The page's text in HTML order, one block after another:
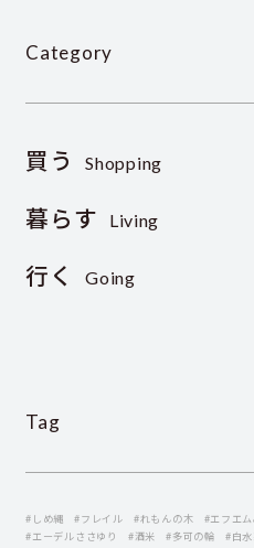
Category
買う Shopping
暮らす Living
行く Going
Tag
#しめ縄 #フレイル #れもんの木 #エフエ
#エーデルささゆり
#酒米 #多可の輪 #白水